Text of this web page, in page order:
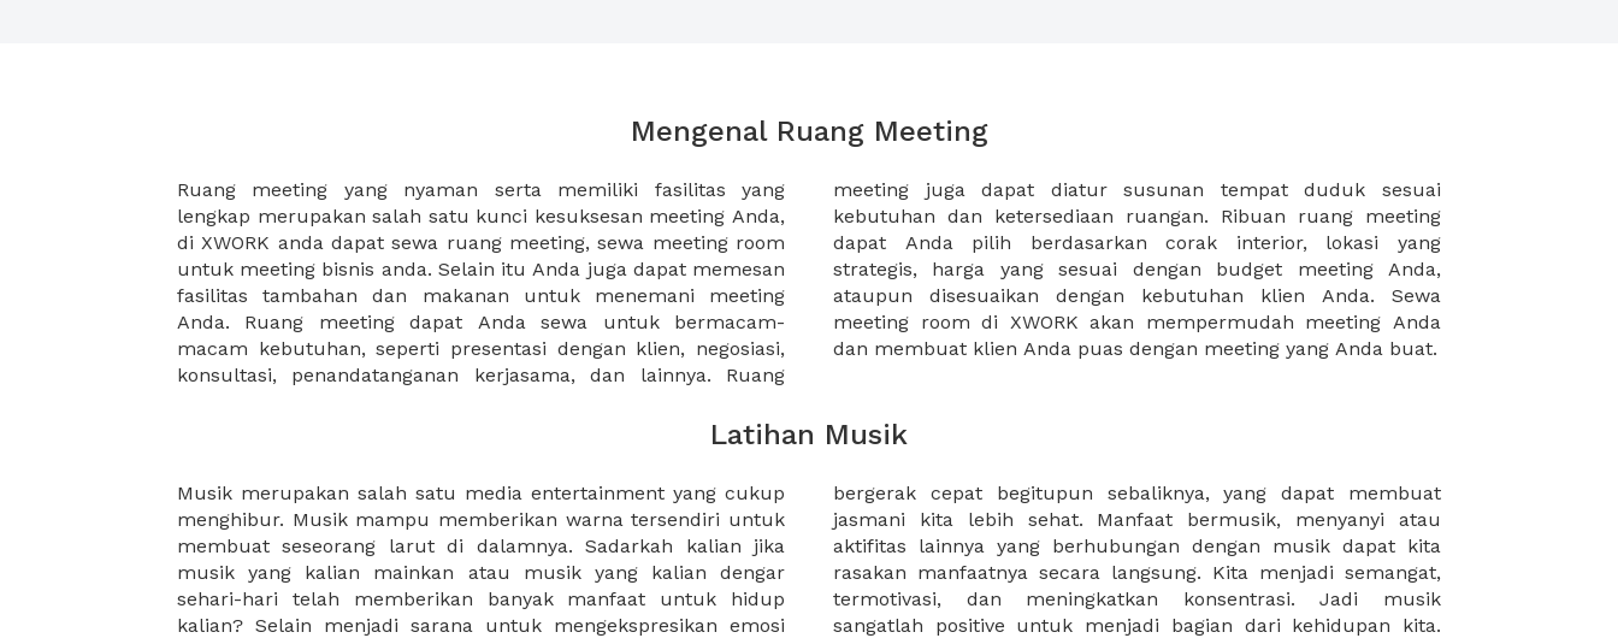
Mengenal Ruang Meeting
Ruang meeting yang nyaman serta memiliki fasilitas yang
lengkap merupakan salah satu kunci kesuksesan meeting Anda,
di XWORK anda dapat sewa ruang meeting, sewa meeting room
untuk meeting bisnis anda. Selain itu Anda juga dapat memesan
fasilitas tambahan dan makanan untuk menemani meeting
Anda. Ruang meeting dapat Anda sewa untuk bermacam-
macam kebutuhan, seperti presentasi dengan klien, negosiasi,
konsultasi, penandatanganan kerjasama, dan lainnya. Ruang
meeting juga dapat diatur susunan tempat duduk sesuai
kebutuhan dan ketersediaan ruangan. Ribuan ruang meeting
dapat Anda pilih berdasarkan corak interior, lokasi yang
strategis, harga yang sesuai dengan budget meeting Anda,
ataupun disesuaikan dengan kebutuhan klien Anda. Sewa
meeting room di XWORK akan mempermudah meeting Anda
dan membuat klien Anda puas dengan meeting yang Anda buat.
Latihan Musik
Musik merupakan salah satu media entertainment yang cukup
menghibur. Musik mampu memberikan warna tersendiri untuk
membuat seseorang larut di dalamnya. Sadarkah kalian jika
musik yang kalian mainkan atau musik yang kalian dengar
sehari-hari telah memberikan banyak manfaat untuk hidup
kalian? Selain menjadi sarana untuk mengekspresikan emosi
bergerak cepat begitupun sebaliknya, yang dapat membuat
jasmani kita lebih sehat. Manfaat bermusik, menyanyi atau
aktifitas lainnya yang berhubungan dengan musik dapat kita
rasakan manfaatnya secara langsung. Kita menjadi semangat,
termotivasi, dan meningkatkan konsentrasi. Jadi musik
sangatlah positive untuk menjadi bagian dari kehidupan kita.